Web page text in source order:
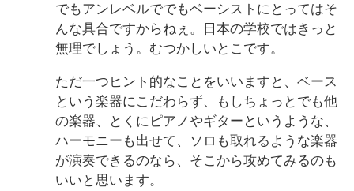
でもアンレベルででもベーシストにとってはそ
んな具合ですからねぇ。日本の学校ではきっと
無理でしょう。むつかしいとこです。
ただ一つヒント的なことをいいますと、ベース
という楽器にこだわらず、もしちょっとでも他
の楽器、とくにピアノやギターというような、
ハーモニーも出せて、ソロも取れるような楽器
が演奏できるのなら、そこから攻めてみるのも
いいと思います。